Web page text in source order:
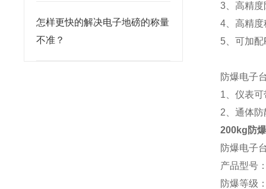
怎样更快的解决电子地磅的称量
不准？
3、高精
4、高精
5、可加
防爆电子
1、仪表
2、通体
200kg防
防爆电子
产品型号
防爆等级